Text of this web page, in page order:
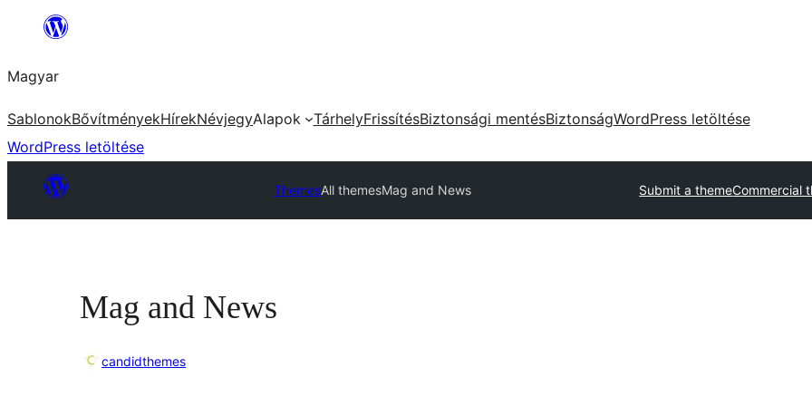
Ugrás
tartalomhoz
Magyar
SablonokBővítményekHírekNévjegyAlapok TárhelyFrissítésBiztonsági mentésBiztonságWordPress letöltése
WordPress letöltése
ThemesAll themesMag and News Submit a themeCommercial
Mag and News
candidthemes